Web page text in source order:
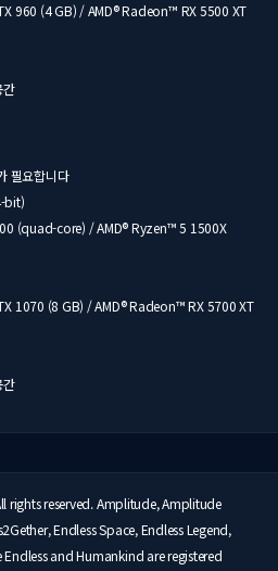
960 (4 GB) / AMD® Radeon™ RX 5500 XT
간
필요합니다
bit)
(quad-core) / AMD® Ryzen™ 5 1500X
1070 (8 GB) / AMD® Radeon™ RX 5700 XT
간
rights reserved. Amplitude, Amplitude
Endless Space, Endless Legend,
and Humankind are registered